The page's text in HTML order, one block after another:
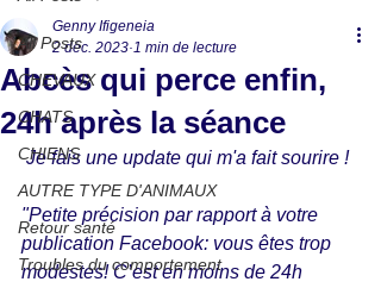
All Posts
CHEVAUX
CHATS
CHIENS
AUTRE TYPE D'ANIMAUX
Retour santé
Troubles du comportement
Abcès qui perce enfin,
24h après la séance
Genny Ifigeneia
2 déc. 2023 1 min de lecture
Je fais une update qui m'a fait sourire !
"Petite précision par rapport à votre
publication Facebook: vous êtes trop
modestes! C’est en moins de 24h